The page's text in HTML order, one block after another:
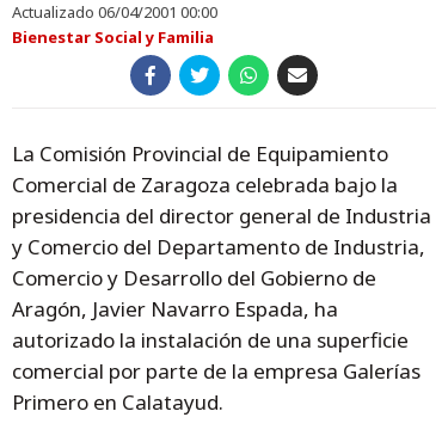
Actualizado 06/04/2001 00:00
Bienestar Social y Familia
La Comisión Provincial de Equipamiento
Comercial de Zaragoza celebrada bajo la
presidencia del director general de Industria
y Comercio del Departamento de Industria,
Comercio y Desarrollo del Gobierno de
Aragón, Javier Navarro Espada, ha
autorizado la instalación de una superficie
comercial por parte de la empresa Galerías
Primero en Calatayud.